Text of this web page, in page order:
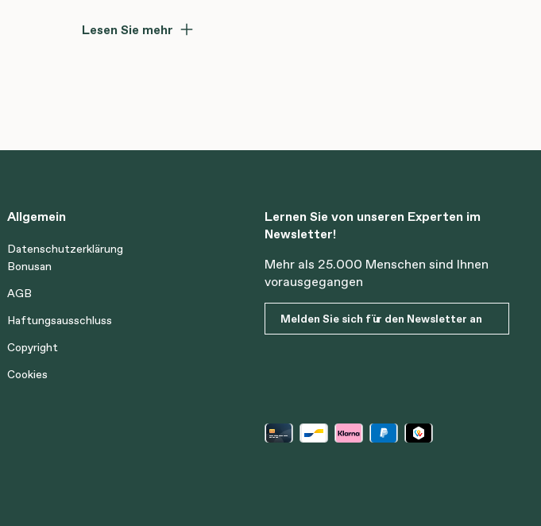
Lesen Sie mehr
Allgemein
Datenschutzerklärung
Bonusan
AGB
Haftungsausschluss
Copyright
Cookies
Lernen Sie von unseren Experten im
Newsletter!
Mehr als 25.000 Menschen sind Ihnen
vorausgegangen
Melden Sie sich für den Newsletter an